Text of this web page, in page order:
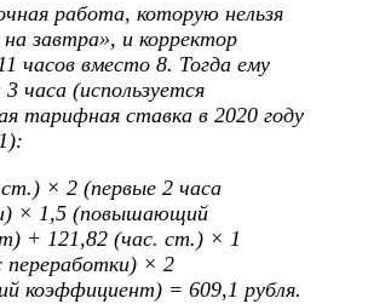
работа, которую нельзя
завтра», и корректор
часов вместо 8. Тогда ему
часа (используется
тарифная ставка в 2020 году
× 2 (первые 2 часа
× 1,5 (повышающий
+ 121,82 (час. ст.) × 1
× 2
коэффициент) = 609,1 рубля.